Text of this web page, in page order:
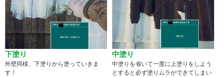
下塗り
外壁同様、下塗りから塗っていきま
す！
中塗り
中塗りを省いて一度に上塗りをしよう
とすると必ず塗りムラができてしまい